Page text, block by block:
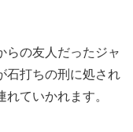
らの友人だったジャ
石打ちの刑に処され
ていかれます。